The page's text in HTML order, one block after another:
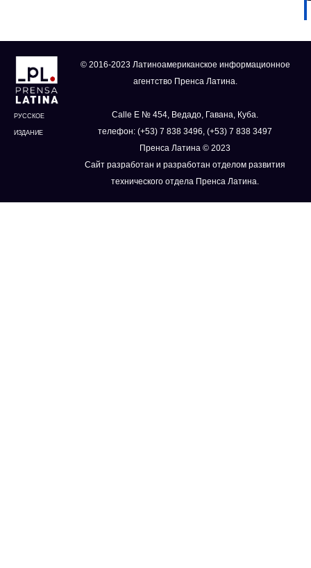
РУССКОЕ
ИЗДАНИЕ
© 2016-2023 Латиноамериканское информационное
агентство Пренса Латина.
Calle E № 454, Ведадо, Гавана, Куба.
телефон: (+53) 7 838 3496, (+53) 7 838 3497
Пренса Латина © 2023
Сайт разработан и разработан отделом развития
технического отдела Пренса Латина.